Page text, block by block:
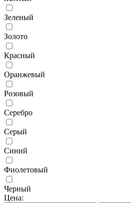
Зеленый
Золото
Красный
Оранжевый
Розовый
Серебро
Серый
Синий
Фиолетовый
Черный
Цена: